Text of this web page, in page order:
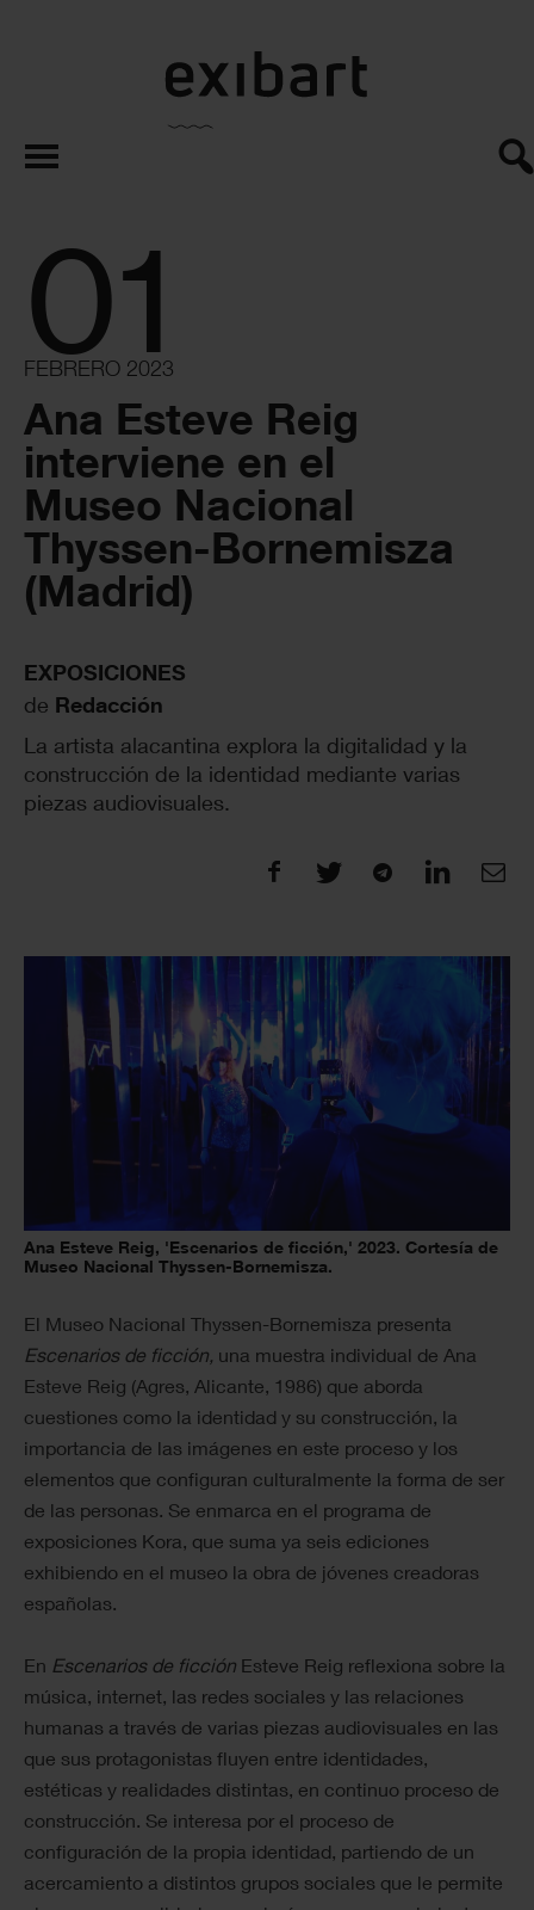
exibart.es
01
FEBRERO 2023
Ana Esteve Reig
interviene en el
Museo Nacional
Thyssen-Bornemisza
(Madrid)
EXPOSICIONES
de Redacción
La artista alacantina explora la digitalidad y la
construcción de la identidad mediante varias
piezas audiovisuales.
Ana Esteve Reig, 'Escenarios de ficción,' 2023. Cortesía de
Museo Nacional Thyssen-Bornemisza.
El Museo Nacional Thyssen-Bornemisza presenta
Escenarios de ficción, una muestra individual de Ana
Esteve Reig (Agres, Alicante, 1986) que aborda
cuestiones como la identidad y su construcción, la
importancia de las imágenes en este proceso y los
elementos que configuran culturalmente la forma de ser
de las personas. Se enmarca en el programa de
exposiciones Kora, que suma ya seis ediciones
exhibiendo en el museo la obra de jóvenes creadoras
españolas.
En Escenarios de ficción Esteve Reig reflexiona sobre la
música, internet, las redes sociales y las relaciones
humanas a través de varias piezas audiovisuales en las
que sus protagonistas fluyen entre identidades,
estéticas y realidades distintas, en continuo proceso de
construcción. Se interesa por el proceso de
configuración de la propia identidad, partiendo de un
acercamiento a distintos grupos sociales que le permite